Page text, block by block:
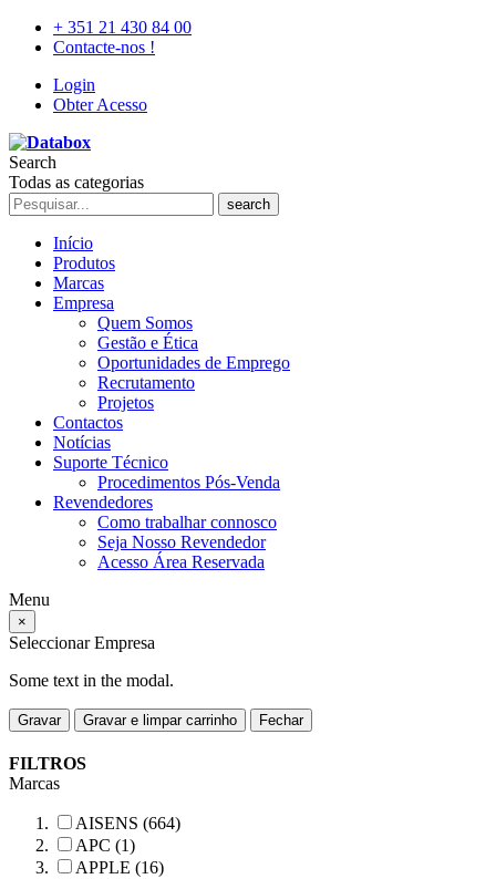
+ 351 21 430 84 00
Contacte-nos !
Login
Obter Acesso
Search
Todas as categorias
search
Início
Produtos
Marcas
Empresa
Quem Somos
Gestão e Ética
Oportunidades de Emprego
Recrutamento
Projetos
Contactos
Notícias
Suporte Técnico
Procedimentos Pós-Venda
Revendedores
Como trabalhar connosco
Seja Nosso Revendedor
Acesso Área Reservada
Menu
×
Seleccionar Empresa
Some text in the modal.
Gravar Gravar e limpar carrinho Fechar
FILTROS
Marcas
AISENS (664)
APC (1)
APPLE (16)